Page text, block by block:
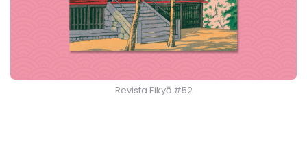
Revista Eikyō #52